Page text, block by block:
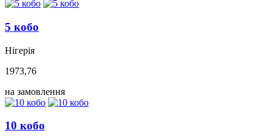
5 кобо
Нігерія
1973,76
на замовлення
10 кобо